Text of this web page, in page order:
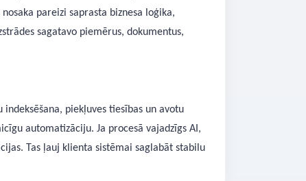
pareizi saprasta biznesa loģika,
sagatavo piemērus, dokumentus,
piekļuves tiesības un avotu
automatizāciju. Ja procesā vajadzīgs AI,
Tas ļauj klienta sistēmai saglabāt stabilu